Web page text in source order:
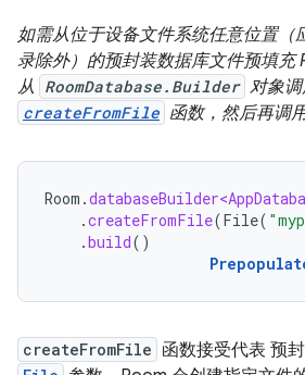
如需从位于设备文件系统任意位置（
录除外）的预封装数据库文件预填充
从 RoomDatabase.Builder 对象
createFromFile 函数，然后再调
Room .
.createFromFile(File(
.build()
createFromFile 函数接受代表 预